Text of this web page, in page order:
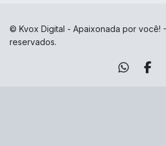
© Kvox Digital - Apaixonada por você!
reservados.